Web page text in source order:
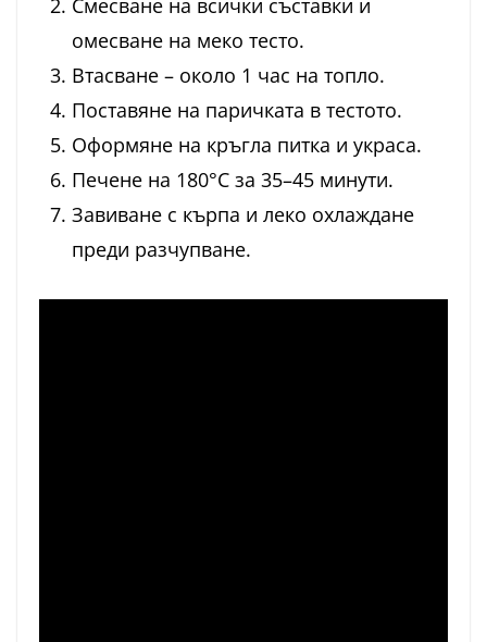
омесване на меко тесто.
Втасване – около 1 час на топло.
Поставяне на паричката в тестото.
Оформяне на кръгла питка и украса.
Печене на 180°C за 35–45 минути.
Завиване с кърпа и леко охлаждане
преди разчупване.